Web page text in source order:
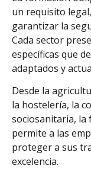
un requisito
garantizar la
Cada sector
específicas que
adaptados y
Desde la
la hostelería, la
sociosanitaria, la
permite a las
proteger a sus
excelencia.